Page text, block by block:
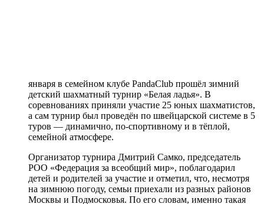
января в семейном клубе PandaClub прошёл зимний
детский шахматный турнир «Белая ладья». В
соревнованиях приняли участие 25 юных шахматистов,
а сам турнир был проведён по швейцарской системе в 5
туров — динамично, по-спортивному и в тёплой,
семейной атмосфере.
Организатор турнира Дмитрий Самко, председатель
РОО «Федерация за всеобщий мир», поблагодарил
детей и родителей за участие и отметил, что, несмотря
на зимнюю погоду, семьи приехали из разных районов
Москвы и Подмосковья. По его словам, именно такая